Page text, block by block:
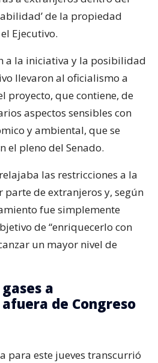
de la propiedad
Ejecutivo.
a la iniciativa y la posibilidad
llevaron al oficialismo a
proyecto, que contiene, de
aspectos sensibles con
y ambiental, que se
el pleno del Senado.
las restricciones a la
de extranjeros y, según
fue simplemente
de “enriquecerlo con
un mayor nivel de
a
de Congreso
para este jueves transcurrió